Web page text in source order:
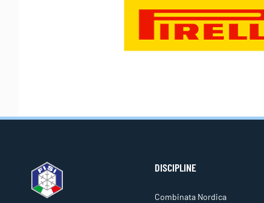
DISCIPLINE
Combinata Nordica